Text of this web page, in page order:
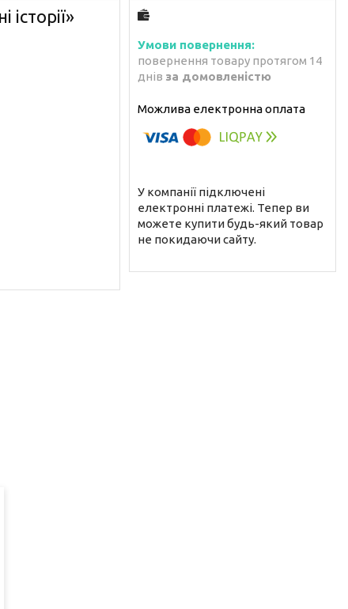
повернення товару протягом 14
днів за домовленістю
У компанії підключені
електронні платежі. Тепер ви
можете купити будь-який товар
не покидаючи сайту.